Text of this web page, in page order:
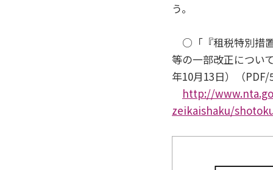
う。
○「『租税特別措
等の一部改正につい
年10月13日）（
http://
zeikaishaku/